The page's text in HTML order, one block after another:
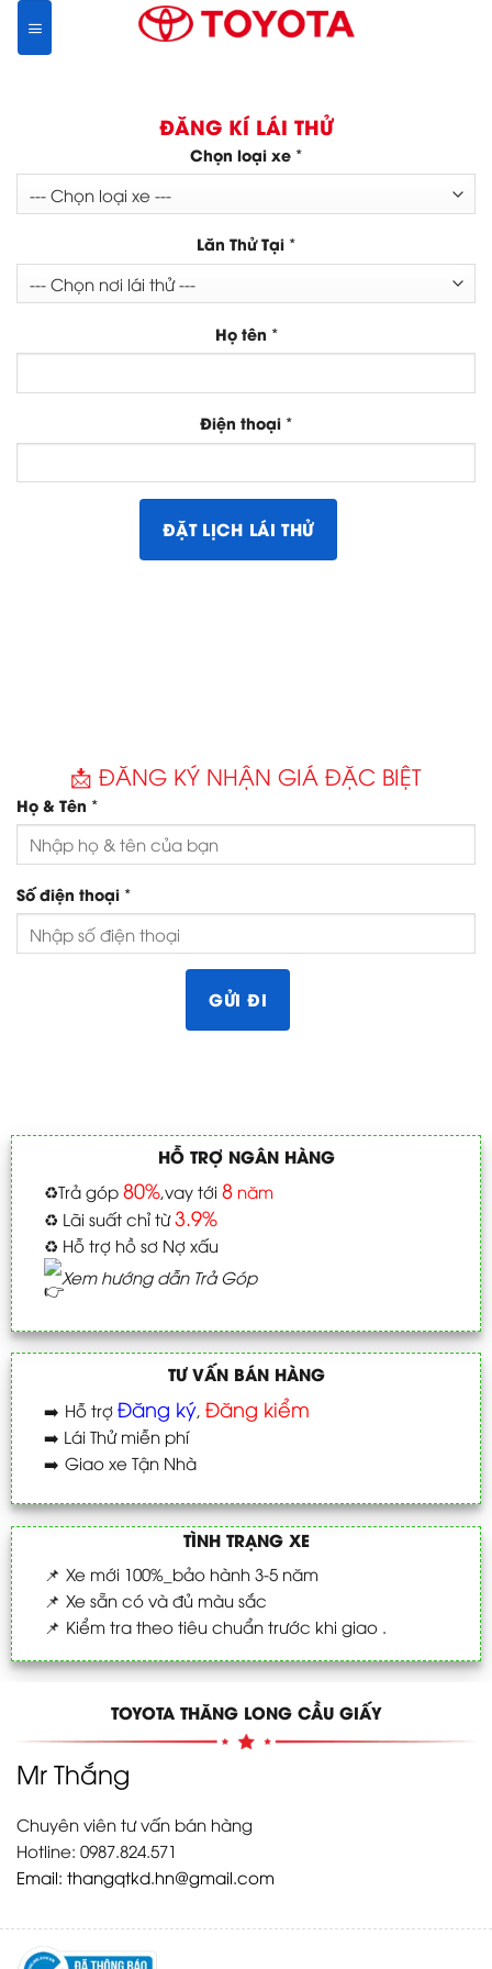
Skip
content
ĐĂNG KÍ LÁI THỬ
Chọn loại xe *
Lăn Thử Tại *
Họ tên *
Điện thoại *
📩 ĐĂNG KÝ NHẬN GIÁ ĐẶC BIỆT
Họ & Tên *
Số điện thoại *
HỖ TRỢ NGÂN HÀNG
♻️Trả góp 80%,vay tới 8năm
♻️ Lãi suất chỉ từ3.9%
♻️ Hỗ trợ hồ sơ Nợ xấu
Xem hướng dẫn Trả Góp
TƯ VẤN BÁN HÀNG
➡️ Hỗ trợ Đăng ký, Đăng kiểm
➡️ Lái Thử miễn phí
➡️ Giao xe Tận Nhà
TÌNH TRẠNG XE
📌 Xe mới 100%_bảo hành 3-5 năm
📌 Xe sẵn có và đủ màu sắc
📌 Kiểm tra theo tiêu chuẩn trước khi giao .
TOYOTA THĂNG LONG CẦU GIẤY
Mr Thắng
Chuyên viên tư vấn bán hàng
Hotline: 0987.824.571
Email: thangqtkd.hn@gmail.com